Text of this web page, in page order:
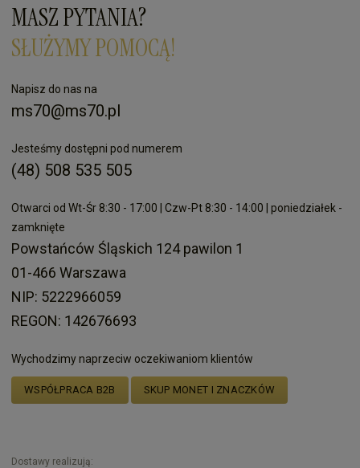
MASZ PYTANIA?
SŁUŻYMY POMOCĄ!
Napisz do nas na
ms70@ms70.pl
Jesteśmy dostępni pod numerem
(48) 508 535 505
Otwarci od Wt-Śr 8:30 - 17:00 | Czw-Pt 8:30 - 14:00 | poniedziałek -
zamknięte
Powstańców Śląskich 124 pawilon 1
01-466 Warszawa
NIP: 5222966059
REGON: 142676693
Wychodzimy naprzeciw oczekiwaniom klientów
WSPÓŁPRACA B2B SKUP MONET I ZNACZKÓW
Dostawy realizują: